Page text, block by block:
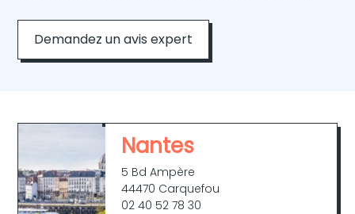
Demandez un avis expert
Nantes
5 Bd Ampère
44470 Carquefou
02 40 52 78 30